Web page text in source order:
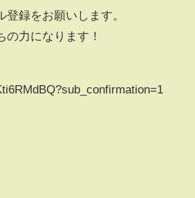
録をお願いします。
力になります！